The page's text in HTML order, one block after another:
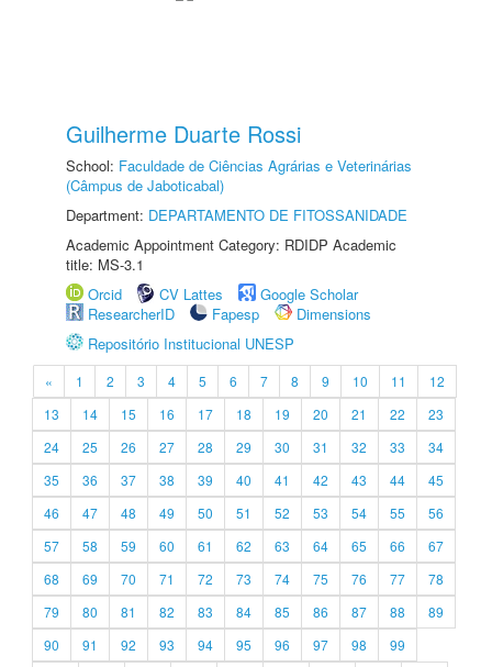
Guilherme Duarte Rossi
School: Faculdade de Ciências Agrárias e Veterinárias
(Câmpus de Jaboticabal)
Department: DEPARTAMENTO DE FITOSSANIDADE
Academic Appointment Category: RDIDP Academic
title: MS-3.1
Orcid
CV Lattes
Google Scholar
ResearcherID
Fapesp
Dimensions
Repositório Institucional UNESP
« 1 2 3 4 5 6 7 8 9 10 11
12
13
14 15 16 17 18 19 20 21 22
23
24
25 26 27 28 29 30 31 32 33
34
35
36 37 38 39 40 41 42 43 44
45
46
47 48 49 50 51 52 53 54 55
56
57
58 59 60 61 62 63 64 65 66
67
68
69 70 71 72 73 74 75 76 77
78
79
80 81 82 83 84 85 86 87 88
89
90
91 92 93 94 95 96 97 98
99